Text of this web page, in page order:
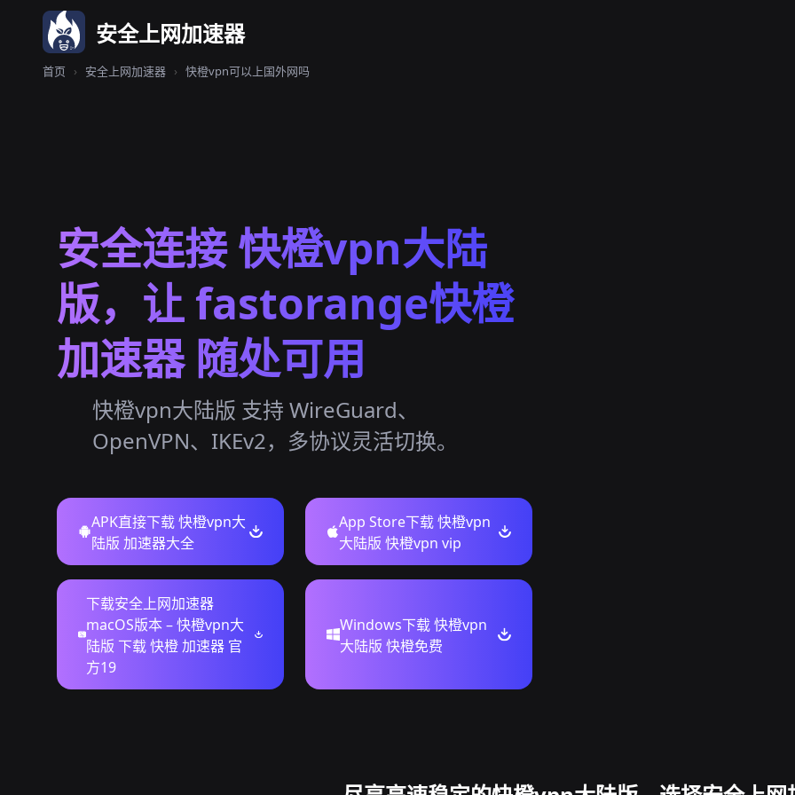
安全上网加速器
首页 › 安全上网加速器 › 快橙vpn可以上国外网吗
安全连接 快橙vpn大陆
版，让 fastorange快橙
加速器 随处可用
快橙vpn大陆版 支持 WireGuard、
OpenVPN、IKEv2，多协议灵活切换。
APK直接下载 快橙vpn大
陆版 加速器大全
App Store下载 快橙vpn
大陆版 快橙vpn vip
下载安全上网加速器
macOS版本 – 快橙vpn大
陆版 下载 快橙 加速器 官
方19
Windows下载 快橙vpn
大陆版 快橙免费